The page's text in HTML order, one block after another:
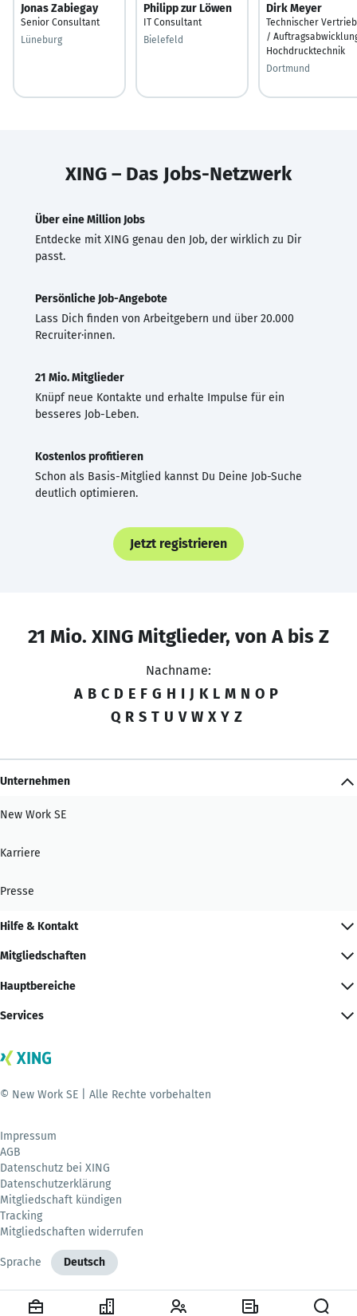
Jonas Zabiegay
Senior Consultant
Lüneburg
Philipp zur Löwen
IT Consultant
Bielefeld
Dirk Meyer
Technischer Vertrieb
/
Hochdrucktechnik
Dortmund
XING – Das Jobs-Netzwerk
Über eine Million Jobs
Entdecke mit XING genau den Job, der wirklich zu Dir
passt.
Persönliche Job-Angebote
Lass Dich finden von Arbeitgebern und über 20.000
Recruiter·innen.
21 Mio. Mitglieder
Knüpf neue Kontakte und erhalte Impulse für ein
besseres Job-Leben.
Kostenlos profitieren
Schon als Basis-Mitglied kannst Du Deine Job-Suche
deutlich optimieren.
Jetzt registrieren
21 Mio. XING Mitglieder, von A bis Z
Nachname:
A B C D E F G H I J K L M N O P
Q R S T U V W X Y Z
Unternehmen
New Work SE
Karriere
Presse
Hilfe & Kontakt
Mitgliedschaften
Hauptbereiche
Services
© New Work SE | Alle Rechte vorbehalten
Impressum
AGB
Datenschutz bei XING
Datenschutzerklärung
Mitgliedschaft kündigen
Tracking
Mitgliedschaften widerrufen
Sprache Deutsch